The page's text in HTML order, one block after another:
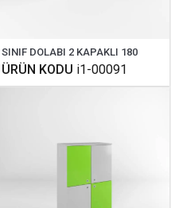
SINIF DOLABI 2 KAPAKLI 180
ÜRÜN KODU i1-00091